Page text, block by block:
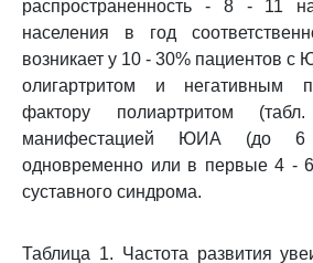
распространенность - 8 - 11
населения в год
возникает у 10 - 30% пациентов
олигартритом и негативным
фактору полиартритом
манифестацией ЮИА (до
одновременно или в первые 4 -
суставного синдрома.
Таблица 1. Частота развития